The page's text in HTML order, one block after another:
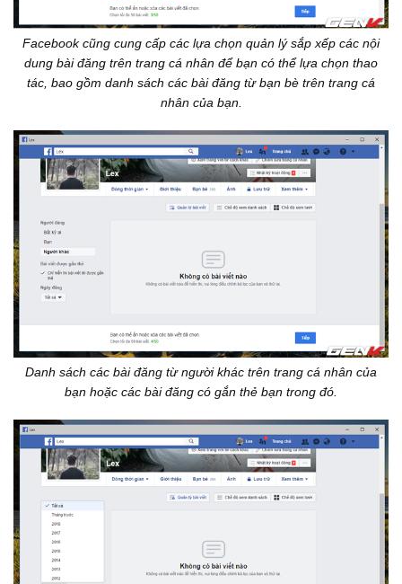
Facebook cũng cung cấp các lựa chọn quản lý sắp xếp các nội
dung bài đăng trên trang cá nhân để bạn có thể lựa chọn thao
tác, bao gồm danh sách các bài đăng từ bạn bè trên trang cá
nhân của bạn.
Danh sách các bài đăng từ người khác trên trang cá nhân của
bạn hoặc các bài đăng có gắn thẻ bạn trong đó.